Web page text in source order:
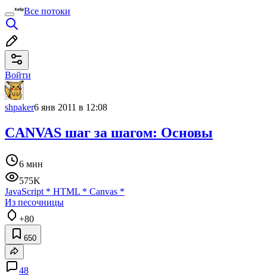
Все потоки
Войти
shpaker6 янв 2011 в 12:08
CANVAS шаг за шагом: Основы
6 мин
575K
JavaScript * HTML * Canvas *
Из песочницы
+80
650
48